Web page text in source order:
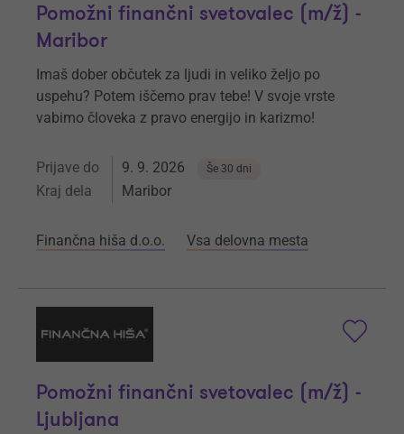
Pomožni finančni svetovalec (m/ž) -
Maribor
Imaš dober občutek za ljudi in veliko željo po
uspehu? Potem iščemo prav tebe! V svoje vrste
vabimo človeka z pravo energijo in karizmo!
Prijave do 9. 9. 2026 Še 30 dni
Kraj dela Maribor
Finančna hiša d.o.o. Vsa delovna mesta
Pomožni finančni svetovalec (m/ž) -
Ljubljana